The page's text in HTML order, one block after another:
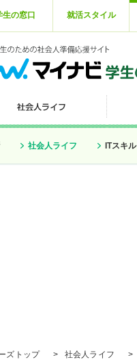
生の窓口 就活スタイル
社会人ライフ ITスキル
ズトップ > 社会人ライフ >